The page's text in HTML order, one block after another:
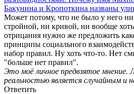
Бакунина и Кропоткина названы
Может потому, что не было у него
стройной, ни кривой, ни вообще
отрицания нужно же предложить
принципы социального
набор правил. Ну хоть что-то. Нет
"больше нет правил".
Это моё личное предвзятое мнение.
реальностью является случайным и
Ответить